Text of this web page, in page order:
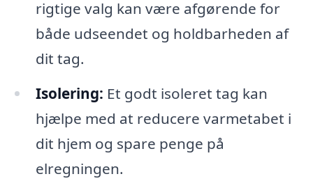
rigtige valg kan være afgørende for
både udseendet og holdbarheden af
dit tag.
Isolering: Et godt isoleret tag kan
hjælpe med at reducere varmetabet i
dit hjem og spare penge på
elregningen.